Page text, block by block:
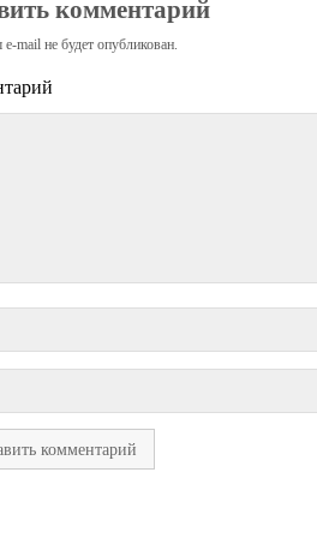
комментарий
mail не будет опубликован.